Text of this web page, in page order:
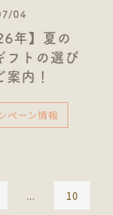
04
年】夏の
フトの選び
案内！
ペーン情報
... 10